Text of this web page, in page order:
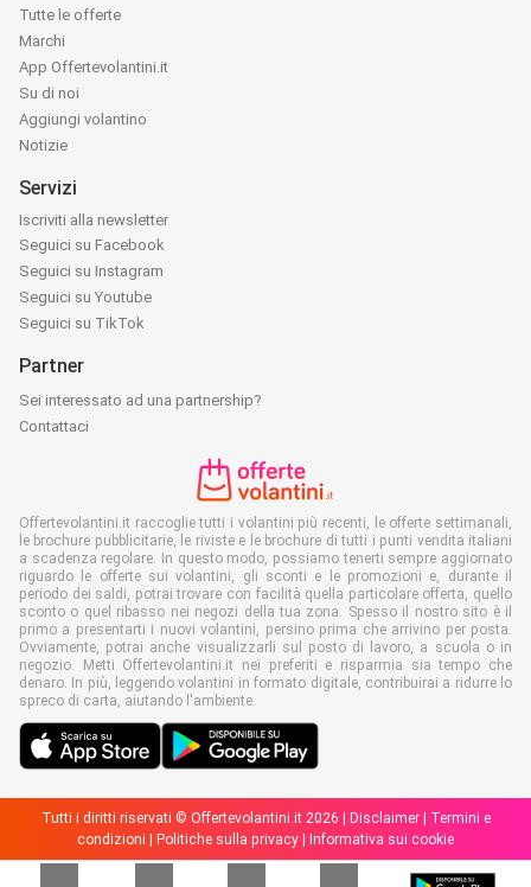
Tutte le offerte
Marchi
App Offertevolantini.it
Su di noi
Aggiungi volantino
Notizie
Servizi
Iscriviti alla newsletter
Seguici su Facebook
Seguici su Instagram
Seguici su Youtube
Seguici su TikTok
Partner
Sei interessato ad una partnership?
Contattaci
Offertevolantini.it raccoglie tutti i volantini più recenti, le offerte settimanali,
le brochure pubblicitarie, le riviste e le brochure di tutti i punti vendita italiani
a scadenza regolare. In questo modo, possiamo tenerti sempre aggiornato
riguardo le offerte sui volantini, gli sconti e le promozioni e, durante il
periodo dei saldi, potrai trovare con facilità quella particolare offerta, quello
sconto o quel ribasso nei negozi della tua zona. Spesso il nostro sito è il
primo a presentarti i nuovi volantini, persino prima che arrivino per posta.
Ovviamente, potrai anche visualizzarli sul posto di lavoro, a scuola o in
negozio. Metti Offertevolantini.it nei preferiti e risparmia sia tempo che
denaro. In più, leggendo volantini in formato digitale, contribuirai a ridurre lo
spreco di carta, aiutando l'ambiente.
Tutti i diritti riservati © Offertevolantini.it 2026 | Disclaimer|
Termini e
condizioni
Politiche sulla privacy Informativa sui cookie